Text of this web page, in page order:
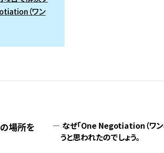
（ワン
場所を
なぜ「One Negotiation（ワン
うと思われたのでしょう。